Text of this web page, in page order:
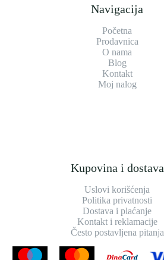
Navigacija
Početna
Prodavnica
O nama
Blog
Kontakt
Moj nalog
Kupovina i dostava
Uslovi korišćenja
Politika privatnosti
Dostava i plaćanje
Kontakt i reklamacije
Često postavljena pitanja